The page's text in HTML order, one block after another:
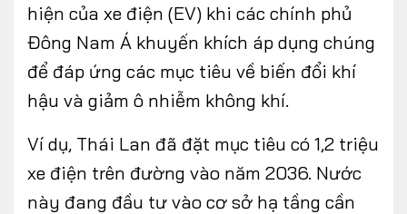
hiện của xe điện (EV) khi các chính phủ
Đông Nam Á khuyến khích áp dụng chúng
để đáp ứng các mục tiêu về biến đổi khí
hậu và giảm ô nhiễm không khí.
Ví dụ, Thái Lan đã đặt mục tiêu có 1,2 triệu
xe điện trên đường vào năm 2036. Nước
này đang đầu tư vào cơ sở hạ tầng cần